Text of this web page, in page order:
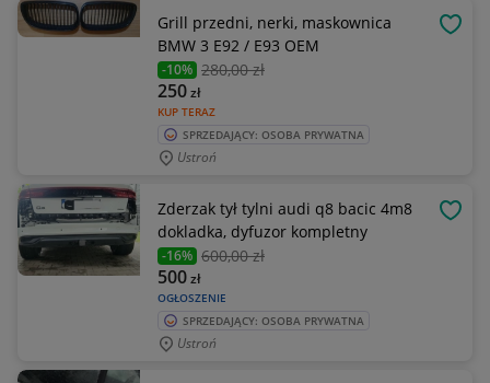
Grill przedni, nerki, maskownica
BMW 3 E92 / E93 OEM
-10% 280,00 zł
KUP TERAZ
250zł
SPRZEDAJĄCY: OSOBA PRYWATNA
Ustroń
Zderzak tył tylni audi q8 bacic 4m8
dokladka, dyfuzor kompletny
-16% 600,00 zł
OGŁOSZENIE
500zł
SPRZEDAJĄCY: OSOBA PRYWATNA
Ustroń